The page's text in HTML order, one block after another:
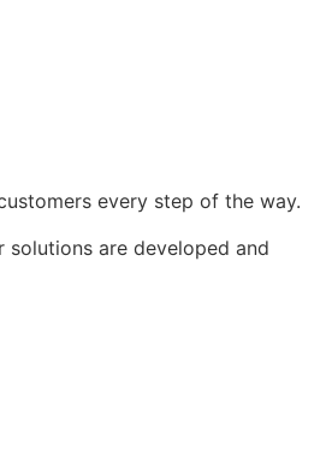
every step of the way.
are developed and